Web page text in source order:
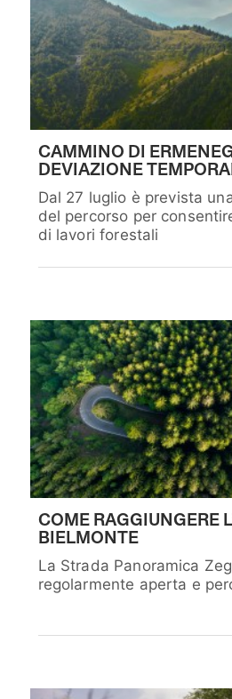
CAMMINO DI
DEVIAZIONE
Dal 27 luglio è prevista
del percorso per
di lavori forestali
COME RAGGIUNGERE
BIELMONTE
La Strada Panoramica
regolarmente aperta e